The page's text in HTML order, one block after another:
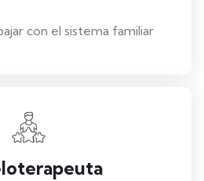
con el sistema familiar